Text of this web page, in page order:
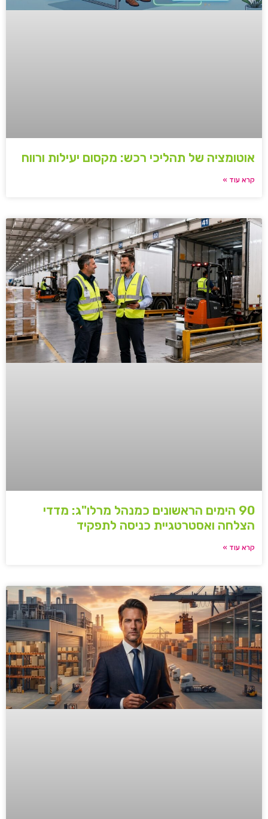
אוטומציה של תהליכי רכש: מקסום יעילות ורווח
קרא עוד »
90 הימים הראשונים כמנהל מרלו"ג: מדדי
הצלחה ואסטרטגיית כניסה לתפקיד
קרא עוד »